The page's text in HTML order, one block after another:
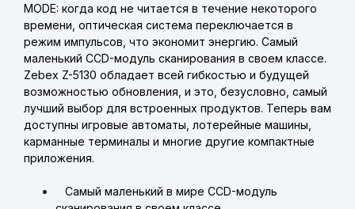
MODE: когда код не читается в течение некоторого
времени, оптическая система переключается в
режим импульсов, что экономит энергию. Самый
маленький CCD-модуль сканирования в своем классе.
Zebex Z-5130 обладает всей гибкостью и будущей
возможностью обновления, и это, безусловно, самый
лучший выбор для встроенных продуктов. Теперь вам
доступны игровые автоматы, лотерейные машины,
карманные терминалы и многие другие компактные
приложения.
Самый маленький в мире CCD-модуль